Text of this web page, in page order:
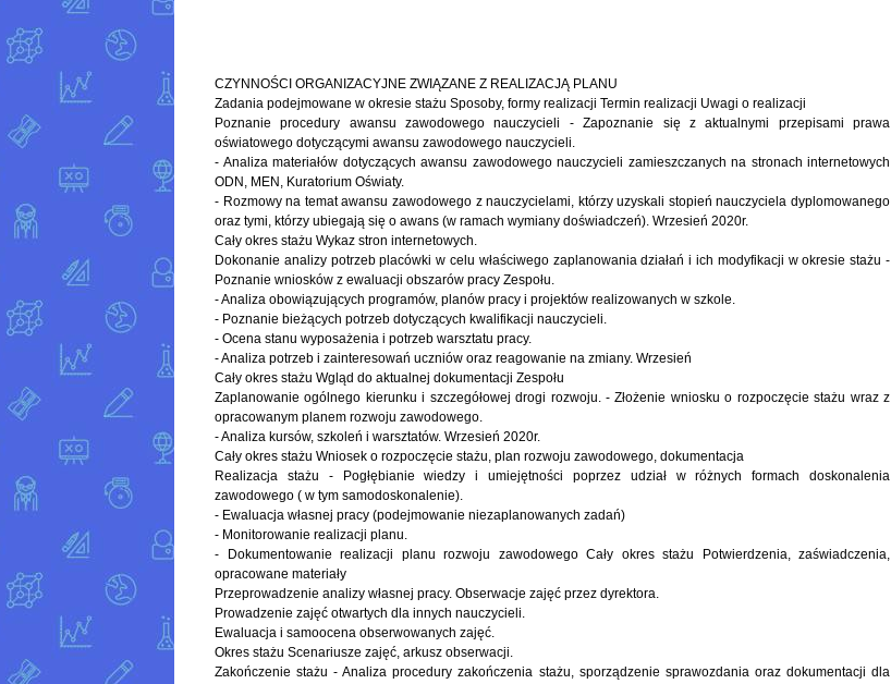
CZYNNOŚCI ORGANIZACYJNE ZWIĄZANE Z REALIZACJĄ PLANU
Zadania podejmowane w okresie stażu Sposoby, formy realizacji Termin realizacji Uwagi o realizacji
Poznanie procedury awansu zawodowego nauczycieli - Zapoznanie się z aktualnymi przepisami prawa
oświatowego dotyczącymi awansu zawodowego nauczycieli.
- Analiza materiałów dotyczących awansu zawodowego nauczycieli zamieszczanych na stronach internetowych
ODN, MEN, Kuratorium Oświaty.
- Rozmowy na temat awansu zawodowego z nauczycielami, którzy uzyskali stopień nauczyciela dyplomowanego
oraz tymi, którzy ubiegają się o awans (w ramach wymiany doświadczeń). Wrzesień 2020r.
Cały okres stażu Wykaz stron internetowych.
Dokonanie analizy potrzeb placówki w celu właściwego zaplanowania działań i ich modyfikacji w okresie stażu -
Poznanie wniosków z ewaluacji obszarów pracy Zespołu.
- Analiza obowiązujących programów, planów pracy i projektów realizowanych w szkole.
- Poznanie bieżących potrzeb dotyczących kwalifikacji nauczycieli.
- Ocena stanu wyposażenia i potrzeb warsztatu pracy.
- Analiza potrzeb i zainteresowań uczniów oraz reagowanie na zmiany. Wrzesień
Cały okres stażu Wgląd do aktualnej dokumentacji Zespołu
Zaplanowanie ogólnego kierunku i szczegółowej drogi rozwoju. - Złożenie wniosku o rozpoczęcie stażu wraz z
opracowanym planem rozwoju zawodowego.
- Analiza kursów, szkoleń i warsztatów. Wrzesień 2020r.
Cały okres stażu Wniosek o rozpoczęcie stażu, plan rozwoju zawodowego, dokumentacja
Realizacja stażu - Pogłębianie wiedzy i umiejętności poprzez udział w różnych formach doskonalenia
zawodowego ( w tym samodoskonalenie).
- Ewaluacja własnej pracy (podejmowanie niezaplanowanych zadań)
- Monitorowanie realizacji planu.
- Dokumentowanie realizacji planu rozwoju zawodowego Cały okres stażu Potwierdzenia, zaświadczenia,
opracowane materiały
Przeprowadzenie analizy własnej pracy. Obserwacje zajęć przez dyrektora.
Prowadzenie zajęć otwartych dla innych nauczycieli.
Ewaluacja i samoocena obserwowanych zajęć.
Okres stażu Scenariusze zajęć, arkusz obserwacji.
Zakończenie stażu - Analiza procedury zakończenia stażu, sporządzenie sprawozdania oraz dokumentacji dla